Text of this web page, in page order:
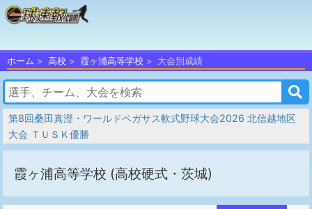
ホーム 高校 霞ヶ浦高等学校 大会別成績
第8回桑田真澄・ワールドペガサス軟式野球大会2026 北信越地区
大会 ＴＵＳＫ優勝
霞ヶ浦高等学校 (高校硬式・茨城)